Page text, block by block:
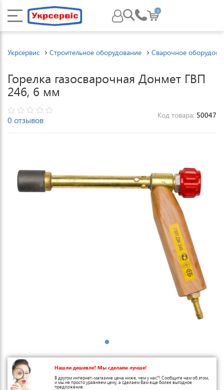
0
Укрсервис Строительное оборудование Сварочное
Горелка газосварочная Донмет ГВП
246, 6 мм
0 отзывов Код товара: 50047
Нашли дешевле? Мы сделаем лучше!
В другом интернет-магазине цена ниже, чем у нас?! Сообщите нам об этом,
и мы не просто уравняем цену, а сделаем Вам еще более выгодное
предложение.